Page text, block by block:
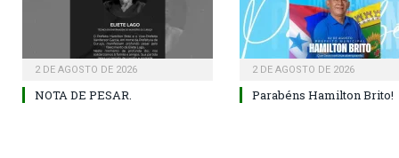
2 DE AGOSTO DE 2026
NOTA DE PESAR.
2 DE AGOSTO DE 2026
Parabéns Hamilton Brito!